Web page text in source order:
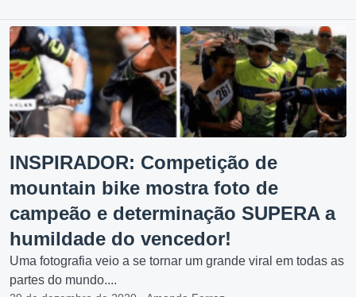
INSPIRADOR: Competição de
mountain bike mostra foto de
campeão e determinação SUPERA a
humildade do vencedor!
Uma fotografia veio a se tornar um grande viral em todas as
partes do mundo....